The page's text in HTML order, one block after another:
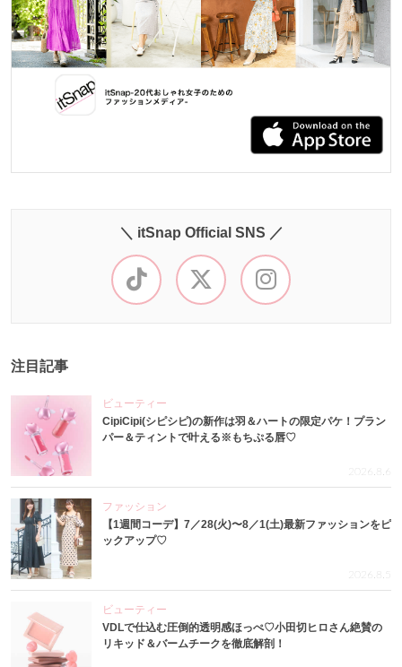
＼ itSnap Official SNS ／
注目記事
ビューティー
CipiCipi(シピシピ)の新作は羽＆ハートの限定パケ！プラン
パー＆ティントで叶える※もちぷる唇♡
2026.8.6
ファッション
【1週間コーデ】7／28(火)〜8／1(土)最新ファッションをピ
ックアップ♡
2026.8.5
ビューティー
VDLで仕込む圧倒的透明感ほっぺ♡小田切ヒロさん絶賛の
リキッド＆バームチークを徹底解剖！